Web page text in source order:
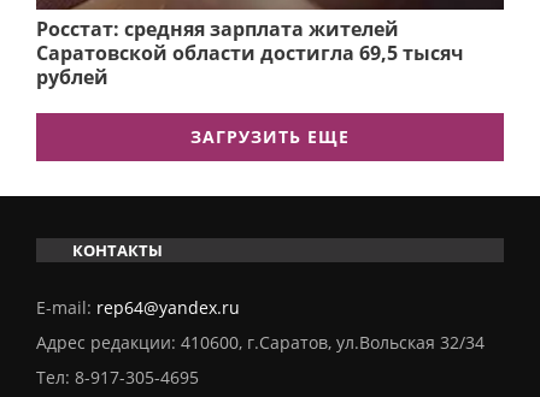
Росстат: средняя зарплата жителей
Саратовской области достигла 69,5 тысяч
рублей
ЗАГРУЗИТЬ ЕЩЕ
КОНТАКТЫ
E-mail: rep64@yandex.ru
Адрес редакции: 410600, г.Саратов, ул.Вольская 32/34
Тел: 8-917-305-4695